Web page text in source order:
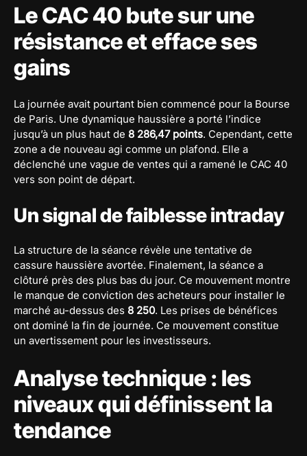
Le CAC 40 bute sur une
résistance et efface ses
gains
La journée avait pourtant bien commencé pour la Bourse
de Paris. Une dynamique haussière a porté l’indice
jusqu’à un plus haut de 8 286,47 points. Cependant, cette
zone a de nouveau agi comme un plafond. Elle a
déclenché une vague de ventes qui a ramené le CAC 40
vers son point de départ.
Un signal de faiblesse intraday
La structure de la séance révèle une tentative de
cassure haussière avortée. Finalement, la séance a
clôturé près des plus bas du jour. Ce mouvement montre
le manque de conviction des acheteurs pour installer le
marché au-dessus des 8 250. Les prises de bénéfices
ont dominé la fin de journée. Ce mouvement constitue
un avertissement pour les investisseurs.
Analyse technique : les
niveaux qui définissent la
tendance